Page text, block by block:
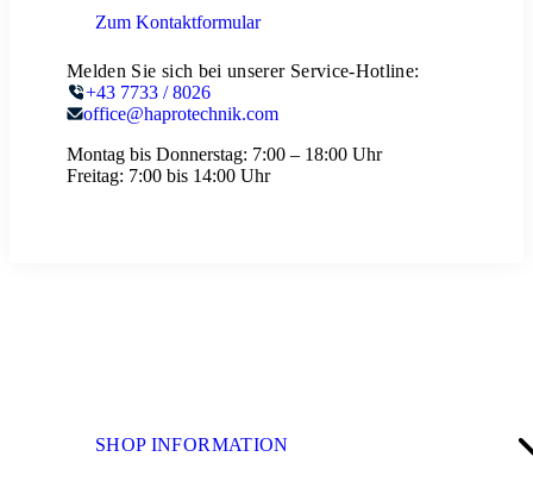
Zum Kontaktformular
Melden Sie sich bei unserer Service-Hotline:
+43 7733 / 8026
office@haprotechnik.com
Montag bis Donnerstag: 7:00 – 18:00 Uhr
Freitag: 7:00 bis 14:00 Uhr
SHOP INFORMATION